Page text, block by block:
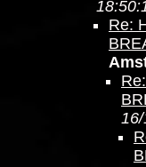
Re: